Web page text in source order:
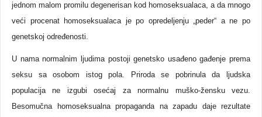
jednom malom promilu degenerisan kod homoseksualaca, a da mnogo
veći procenat homoseksualaca je po opredeljenju „peder“ a ne po
genetskoj određenosti.
U nama normalnim ljudima postoji genetsko usađeno gađenje prema
seksu sa osobom istog pola. Priroda se pobrinula da ljudska
populacija ne izgubi osećaj za normalnu muško-žensku vezu.
Besomučna homoseksualna propaganda na zapadu daje rezultate